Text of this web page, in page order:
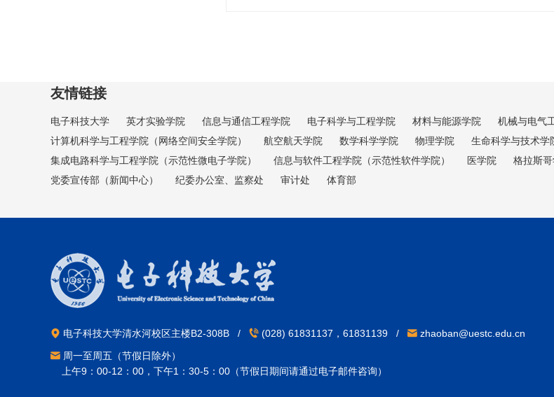
友情链接
电子科技大学 英才实验学院 信息与通信工程学院 电子科学与工程学院 材料与能源学院 机械与电气
计算机科学与工程学院（网络空间安全学院）
航空航天学院 数学科学学院 物理学院 生命科学与技术学
集成电路科学与工程学院（示范性微电子学院）
信息与软件工程学院（示范性软件学院） 医学院 格拉斯
党委宣传部（新闻中心）
纪委办公室、监察处 审计处 体育部
电子科技大学清水河校区主楼B2-308B / (028) 61831137，61831139 /
zhaoban@uestc.edu.cn
周一至周五（节假日除外）
上午9：00-12：00，下午1：30-5：00（节假日期间请通过电子邮件咨询）